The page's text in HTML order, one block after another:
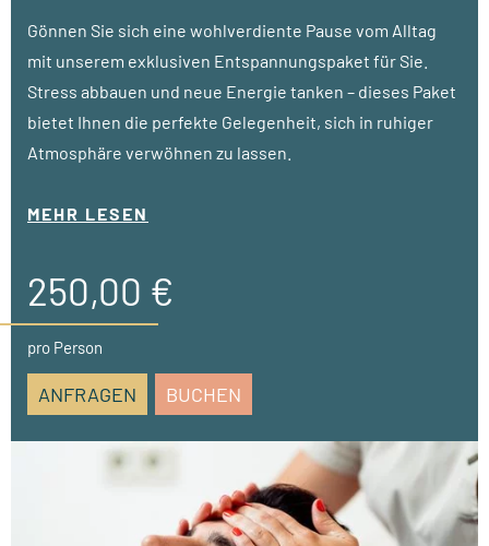
Gönnen Sie sich eine wohlverdiente Pause vom Alltag
mit unserem exklusiven Entspannungspaket für Sie.
Stress abbauen und neue Energie tanken – dieses Paket
bietet Ihnen die perfekte Gelegenheit, sich in ruhiger
Atmosphäre verwöhnen zu lassen.
• ab 3 Nächte
• 1 Ganzkörpermassage (á 55 Min.)
• 1 Pediküre Deluxe (á 80 Min.)
MEHR LESEN
250,00 €
pro Person
ANFRAGEN BUCHEN